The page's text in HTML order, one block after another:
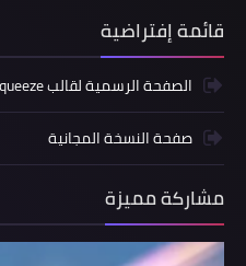
قائمة إفتراضية
الصفحة الرسمية لقالب Squeeze
صفحة النسخة المجانية
مشاركة مميزة